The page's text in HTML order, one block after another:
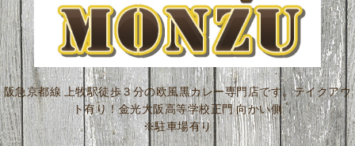
阪急京都線 上牧駅徒歩３分の欧風黒カレー専門店です。テイクアウ
ト有り！金光大阪高等学校正門 向かい側
※駐車場有り